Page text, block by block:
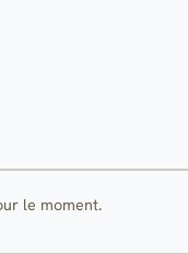
le moment.